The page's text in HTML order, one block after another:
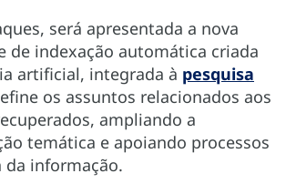
será apresentada a nova
de indexação automática criada
artificial, integrada à pesquisa
os assuntos relacionados aos
ampliando a
temática e apoiando processos
da informação.